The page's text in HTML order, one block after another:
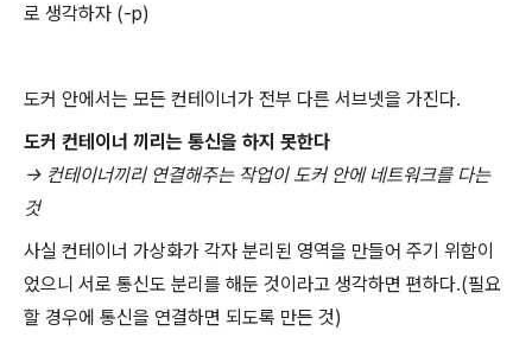
로 생각하자 (-p)
도커 안에서는 모든 컨테이너가 전부 다른 서브넷을 가진다.
도커 컨테이너 끼리는 통신을 하지 못한다
-> 컨테이너끼리 연결해주는 작업이 도커 안에 네트워크를 다는
것
사실 컨테이너 가상화가 각자 분리된 영역을 만들어 주기 위함이
었으니 서로 통신도 분리를 해둔 것이라고 생각하면 편하다.(필요
할 경우에 통신을 연결하면 되도록 만든 것)